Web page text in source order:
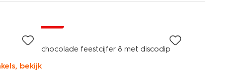
bekijk
chocolade feestcijfer 8 met discodip